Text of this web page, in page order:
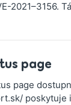
2021–3156.
page
page
poskytuje